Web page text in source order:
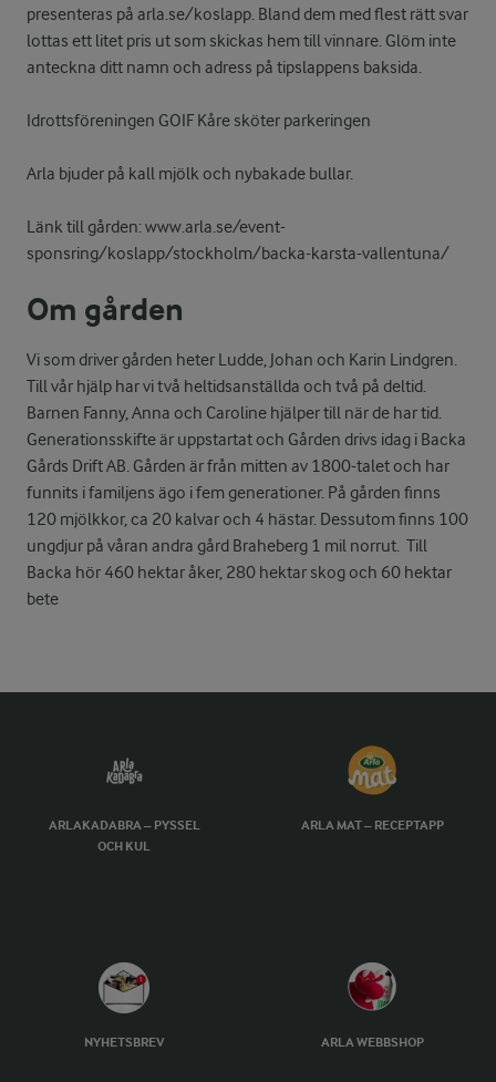
presenteras på arla.se/koslapp. Bland dem med flest rätt svar
lottas ett litet pris ut som skickas hem till vinnare. Glöm inte
anteckna ditt namn och adress på tipslappens baksida.
Idrottsföreningen GOIF Kåre sköter parkeringen
Arla bjuder på kall mjölk och nybakade bullar.
Länk till gården: www.arla.se/event-
sponsring/koslapp/stockholm/backa-karsta-vallentuna/
Om gården
Vi som driver gården heter Ludde, Johan och Karin Lindgren.
Till vår hjälp har vi två heltidsanställda och två på deltid.
Barnen Fanny, Anna och Caroline hjälper till när de har tid.
Generationsskifte är uppstartat och Gården drivs idag i Backa
Gårds Drift AB. Gården är från mitten av 1800-talet och har
funnits i familjens ägo i fem generationer. På gården finns
120 mjölkkor, ca 20 kalvar och 4 hästar. Dessutom finns 100
ungdjur på våran andra gård Braheberg 1 mil norrut. Till
Backa hör 460 hektar åker, 280 hektar skog och 60 hektar
bete
ARLAKADABRA – PYSSEL
OCH KUL
ARLA MAT – RECEPTAPP
NYHETSBREV ARLA WEBBSHOP